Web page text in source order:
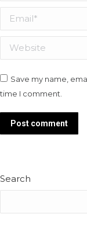
Email *
Website
Save my name,
time I comment.
Post comment
Search